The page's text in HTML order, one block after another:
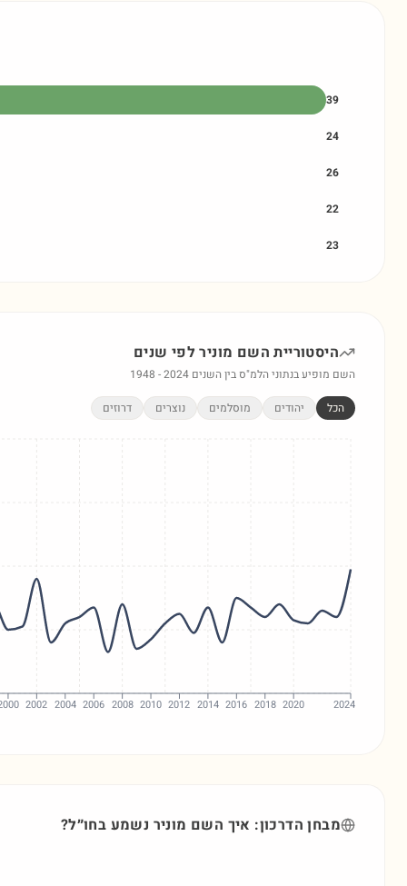
39
24
26
22
23
היסטוריית השם מונירלפי שנים
השם מופיע בנתוני הלמ"ס בין השנים 1948 -2024
הכל יהודים מוסלמים נוצרים דרוזים
2002 2004 2006 2008 2010 2012 2014 2016 2018 2020 2024
מבחן הדרכון: איך השם מוניר נשמע בחו״ל?